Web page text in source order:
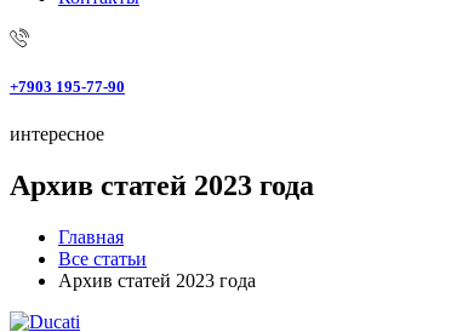
+7903 195-77-90
интересное
Архив статей 2023 года
Главная
Все статьи
Архив статей 2023 года